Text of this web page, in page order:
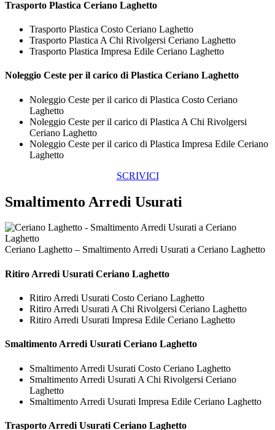
Trasporto Plastica Ceriano Laghetto
Trasporto Plastica Costo Ceriano Laghetto
Trasporto Plastica A Chi Rivolgersi Ceriano Laghetto
Trasporto Plastica Impresa Edile Ceriano Laghetto
Noleggio Ceste per il carico di Plastica Ceriano Laghetto
Noleggio Ceste per il carico di Plastica Costo Ceriano
Laghetto
Noleggio Ceste per il carico di Plastica A Chi Rivolgersi
Ceriano Laghetto
Noleggio Ceste per il carico di Plastica Impresa Edile Ceriano
Laghetto
SCRIVICI
Smaltimento Arredi Usurati
Ceriano Laghetto – Smaltimento Arredi Usurati a Ceriano Laghetto
Ritiro Arredi Usurati Ceriano Laghetto
Ritiro Arredi Usurati Costo Ceriano Laghetto
Ritiro Arredi Usurati A Chi Rivolgersi Ceriano Laghetto
Ritiro Arredi Usurati Impresa Edile Ceriano Laghetto
Smaltimento Arredi Usurati Ceriano Laghetto
Smaltimento Arredi Usurati Costo Ceriano Laghetto
Smaltimento Arredi Usurati A Chi Rivolgersi Ceriano
Laghetto
Smaltimento Arredi Usurati Impresa Edile Ceriano Laghetto
Trasporto Arredi Usurati Ceriano Laghetto